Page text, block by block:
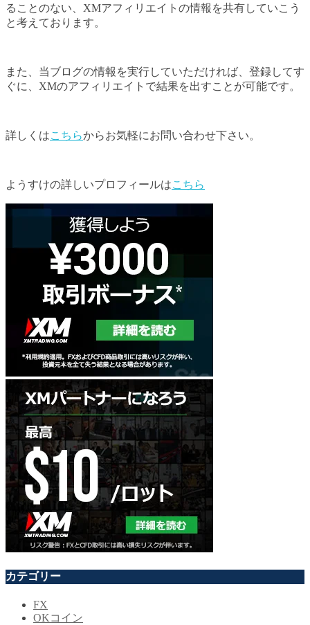
ることのない、XMアフィリエイトの情報を共有していこう
と考えております。
また、当ブログの情報を実行していただければ、登録してす
ぐに、XMのアフィリエイトで結果を出すことが可能です。
詳しくはこちらからお気軽にお問い合わせ下さい。
ようすけの詳しいプロフィールはこちら
カテゴリー
FX
OKコイン